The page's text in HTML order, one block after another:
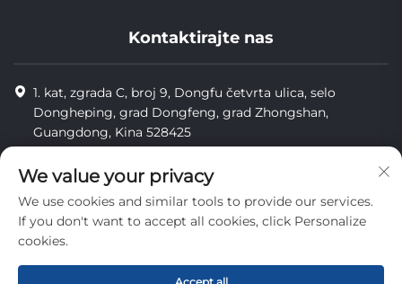
Kontaktirajte nas
1. kat, zgrada C, broj 9, Dongfu četvrta ulica, selo
Dongheping, grad Dongfeng, grad Zhongshan,
Guangdong, Kina 528425
[email protected]
We value your privacy
We use cookies and similar tools to provide our services.
If you don't want to accept all cookies, click Personalize
cookies.